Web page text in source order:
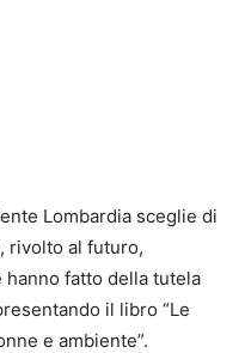
Lombardia sceglie di
rivolto al futuro,
fatto della tutela
il libro “Le
e ambiente”.